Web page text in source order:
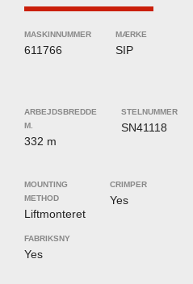
MASKINNUMMER
611766
MÆRKE
SIP
ARBEJDSBREDDE
M.
332 m
STELNUMMER
SN41118
MOUNTING
METHOD
Liftmonteret
CRIMPER
Yes
FABRIKSNY
Yes